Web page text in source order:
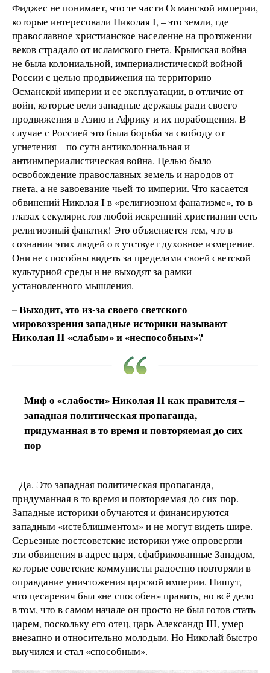
Фиджес не понимает, что те части Османской империи,
которые интересовали Николая I, – это земли, где
православное христианское население на протяжении
веков страдало от исламского гнета. Крымская война
не была колониальной, империалистической войной
России с целью продвижения на территорию
Османской империи и ее эксплуатации, в отличие от
войн, которые вели западные державы ради своего
продвижения в Азию и Африку и их порабощения. В
случае с Россией это была борьба за свободу от
угнетения – по сути антиколониальная и
антиимпериалистическая война. Целью было
освобождение православных земель и народов от
гнета, а не завоевание чьей-то империи. Что касается
обвинений Николая I в «религиозном фанатизме», то в
глазах секуляристов любой искренний христианин есть
религиозный фанатик! Это объясняется тем, что в
сознании этих людей отсутствует духовное измерение.
Они не способны видеть за пределами своей светской
культурной среды и не выходят за рамки
установленного мышления.
– Выходит, это из-за своего светского
мировоззрения западные историки называют
НиколаяII «слабым» и «неспособным»?
Миф о «слабости» Николая II как правителя –
западная политическая пропаганда,
придуманная в то время и повторяемая до сих
пор
– Да. Это западная политическая пропаганда,
придуманная в то время и повторяемая до сих пор.
Западные историки обучаются и финансируются
западным «истеблишментом» и не могут видеть шире.
Серьезные постсоветские историки уже опровергли
эти обвинения в адрес царя, сфабрикованные Западом,
которые советские коммунисты радостно повторяли в
оправдание уничтожения царской империи. Пишут,
что цесаревич был «не способен» править, но всё дело
в том, что в самом начале он просто не был готов стать
царем, поскольку его отец, царь Александр III, умер
внезапно и относительно молодым. Но Николай быстро
выучился и стал «способным».